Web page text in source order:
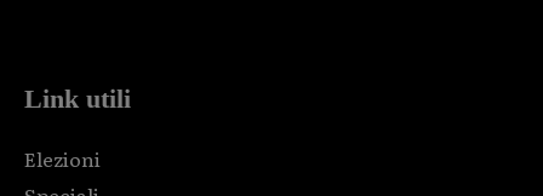
Link utili
Elezioni